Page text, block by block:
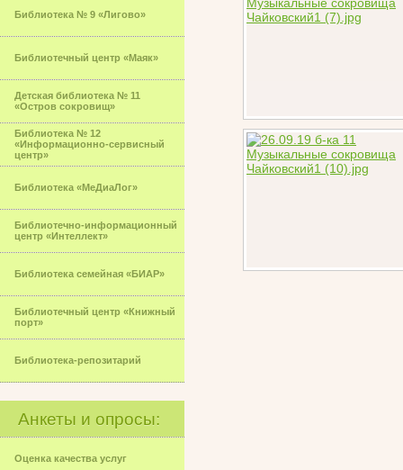
Библиотека № 9 «Лигово»
Библиотечный центр «Маяк»
Детская библиотека № 11
«Остров сокровищ»
Библиотека № 12
«Информационно-сервисный
центр»
Библиотека «МеДиаЛог»
Библиотечно-информационный
центр «Интеллект»
Библиотека семейная «БИАР»
Библиотечный центр «Книжный
порт»
Библиотека-репозитарий
Анкеты и опросы:
Оценка качества услуг